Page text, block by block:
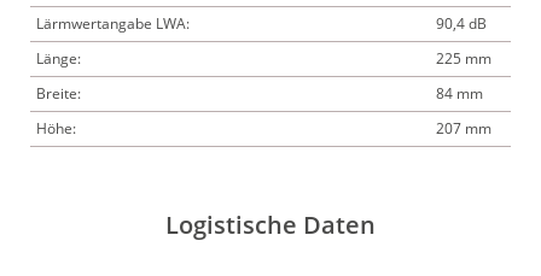
Lärmwertangabe LWA:
90,4 dB
Länge:
225 mm
Breite:
84 mm
Höhe:
207 mm
Logistische Daten